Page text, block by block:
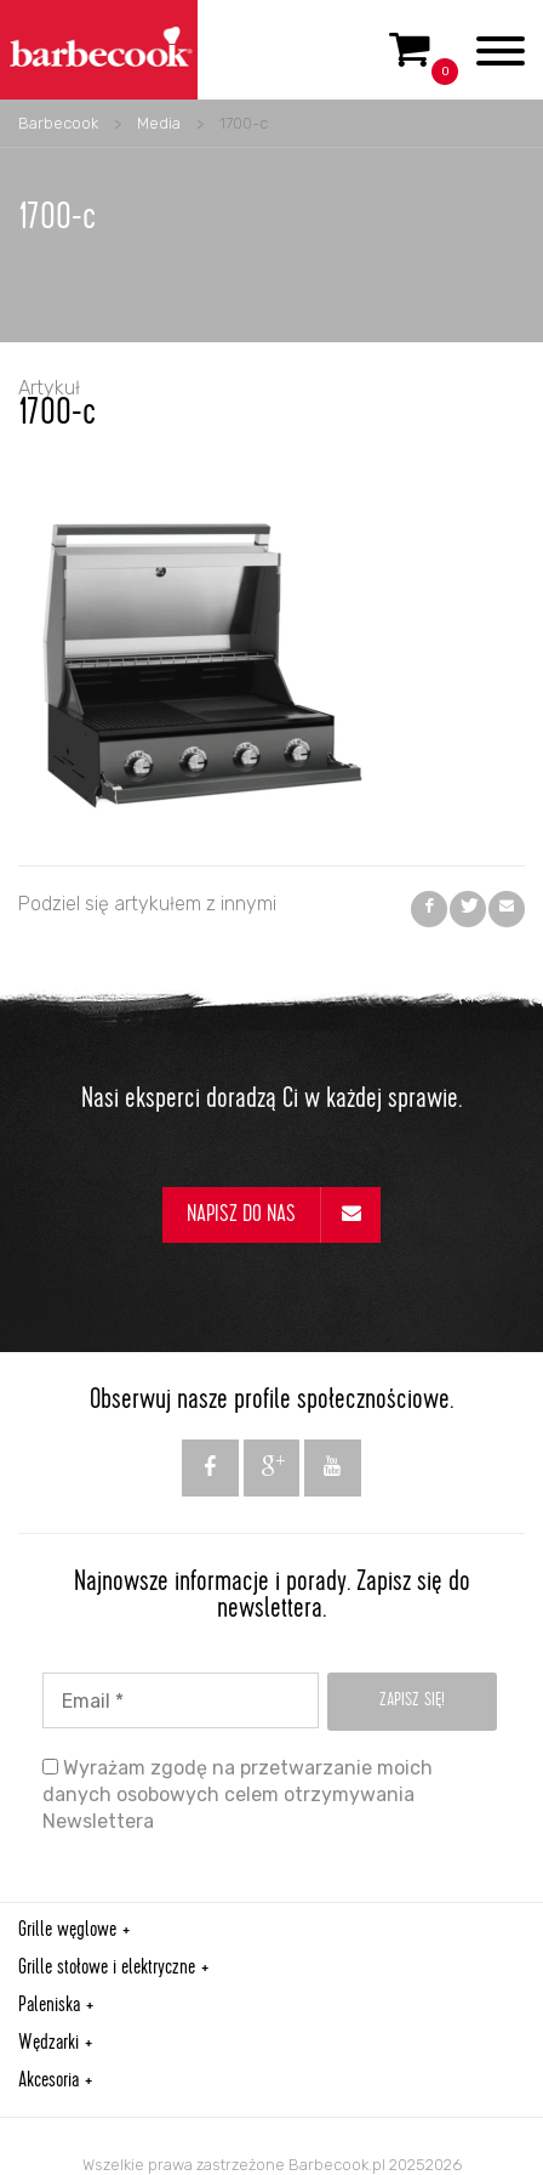
0
Barbecook > Media > 1700-c
1700-c
Artykuł
1700-c
Podziel się artykułem z innymi
Nasi eksperci doradzą Ci w każdej sprawie.
NAPISZ DO NAS
Obserwuj nasze profile społecznościowe.
Najnowsze informacje i porady. Zapisz się do
newslettera.
Wyrażam zgodę na przetwarzanie moich
danych osobowych celem otrzymywania
Newslettera
Grille węglowe
Grille stołowe i elektryczne
Paleniska
Wędzarki
Akcesoria
Wszelkie prawa zastrzeżone Barbecook.pl 20252026